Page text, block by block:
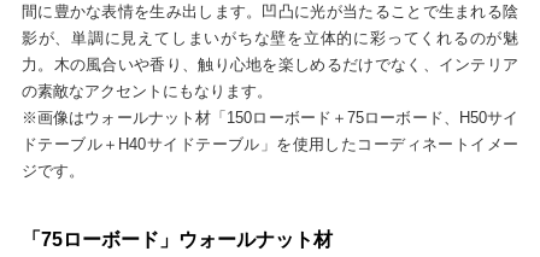
間に豊かな表情を生み出します。凹凸に光が当たることで生まれる陰
影が、単調に見えてしまいがちな壁を立体的に彩ってくれるのが魅
力。木の風合いや香り、触り心地を楽しめるだけでなく、インテリア
の素敵なアクセントにもなります。
※画像はウォールナット材「150ローボード＋75ローボード、H50サイ
ドテーブル＋H40サイドテーブル」を使用したコーディネートイメー
ジです。
「75ローボード」ウォールナット材